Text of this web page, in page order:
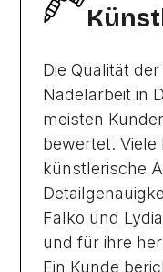
Die Qualität
Nadelarbeit in
meisten
bewertet. Viele
künstlerische
Falko und
und für ihre
Ein Kunde